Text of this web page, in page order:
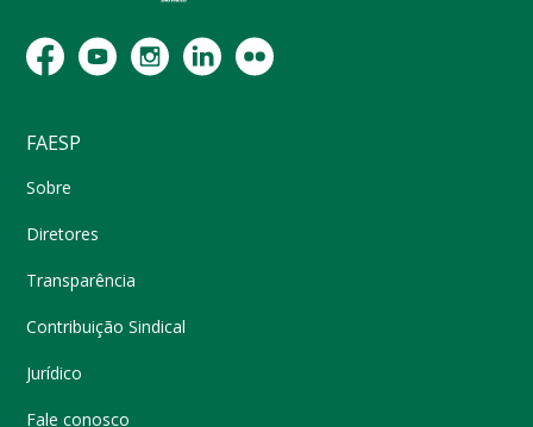
FAESP
Sobre
Diretores
Transparência
Contribuição Sindical
Jurídico
Fale conosco